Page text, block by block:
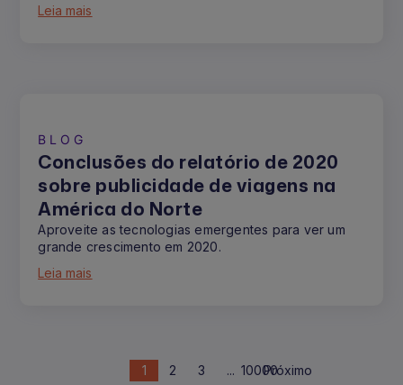
Leia mais
BLOG
Conclusões do relatório de 2020
sobre publicidade de viagens na
América do Norte
Aproveite as tecnologias emergentes para ver um
grande crescimento em 2020.
Leia mais
1 2 3 ... 10000Próximo